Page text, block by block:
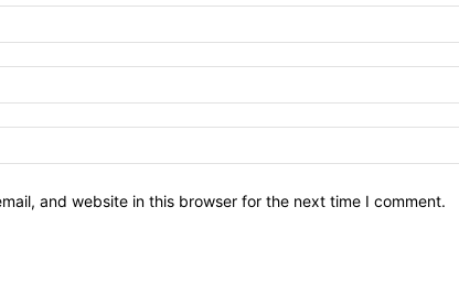
and website in this browser for the next time I comment.